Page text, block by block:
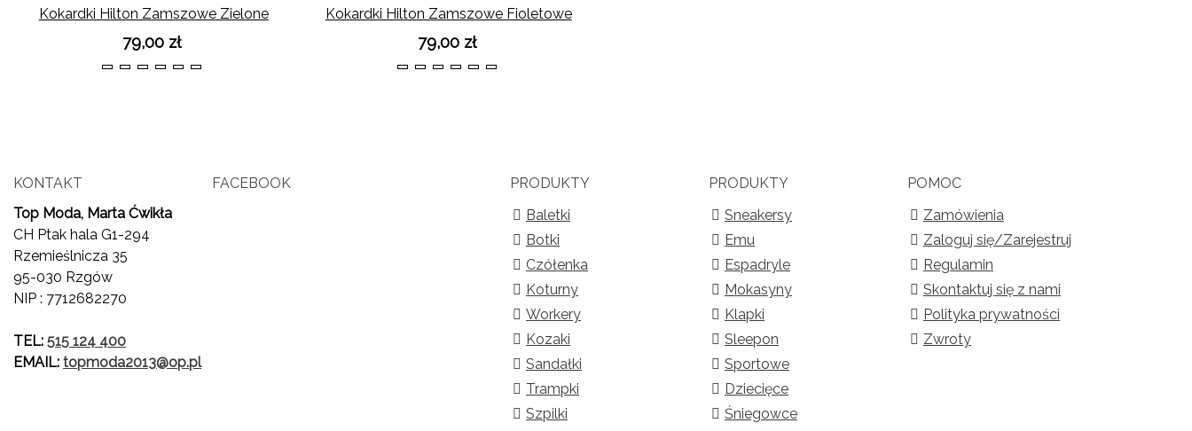
Kokardki Hilton Zamszowe Zielone
79,00 zł
Kokardki Hilton Zamszowe Fioletowe
79,00 zł
KONTAKT
Top Moda, Marta Ćwikła
CH Ptak hala G1-294
Rzemieślnicza 35
95-030 Rzgów
NIP : 7712682270
TEL: 515 124 400
EMAIL: topmoda2013@op.pl
FACEBOOK
PRODUKTY
Baletki
Botki
Czółenka
Koturny
Workery
Kozaki
Sandałki
Trampki
Szpilki
PRODUKTY
Sneakersy
Emu
Espadryle
Mokasyny
Klapki
Sleepon
Sportowe
Dziecięce
Śniegowce
POMOC
Zamówienia
Zaloguj się/Zarejestruj
Regulamin
Skontaktuj się z nami
Polityka prywatności
Zwroty